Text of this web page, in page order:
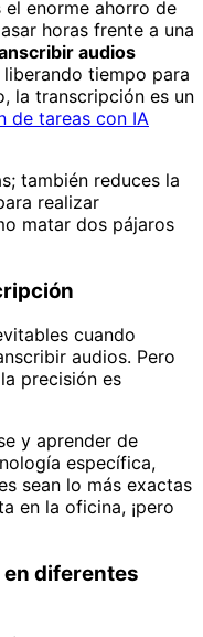
el enorme ahorro de
horas frente a una
audios
tiempo para
la transcripción es un
de tareas con IA
también reduces la
realizar
matar dos pájaros
cuando
audios. Pero
precisión es
y aprender de
específica,
sean lo más exactas
en la oficina, ¡pero
diferentes